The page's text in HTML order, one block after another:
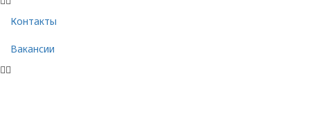
Контакты
Вакансии